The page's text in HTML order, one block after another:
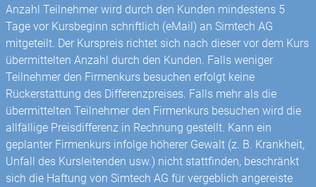
Anzahl Teilnehmer wird durch den Kunden mindestens 5
Tage vor Kursbeginn schriftlich (eMail) an Simtech AG
mitgeteilt. Der Kurspreis richtet sich nach dieser vor dem Kurs
übermittelten Anzahl durch den Kunden. Falls weniger
Teilnehmer den Firmenkurs besuchen erfolgt keine
Rückerstattung des Differenzpreises. Falls mehr als die
übermittelten Teilnehmer den Firmenkurs besuchen wird die
allfällige Preisdifferenz in Rechnung gestellt. Kann ein
geplanter Firmenkurs infolge höherer Gewalt (z. B. Krankheit,
Unfall des Kursleitenden usw.) nicht stattfinden, beschränkt
sich die Haftung von Simtech AG für vergeblich angereiste